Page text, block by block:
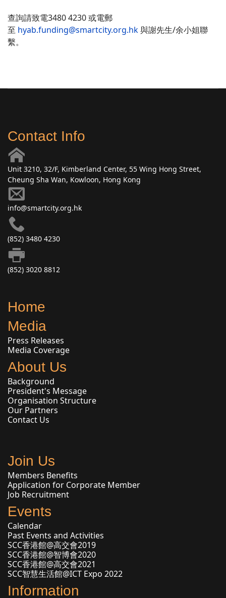
查詢請致電3480 4230 或電郵
至 hyab.funding@smartcity.org.hk與謝先生/余小姐聯
繫。
Contact Info
Unit 3210, 32/F, Kimberland Center, 55 Wing Hong Street,
Cheung Sha Wan, Kowloon, Hong Kong
info@smartcity.org.hk
(852) 3480 4230
(852) 3020 8812
Home
Media
Press Releases
Media Coverage
About Us
Background
President's Message
Organisation Structure
Our Partners
Contact Us
Join Us
Members Benefits
Application for Corporate Member
Job Recruitment
Events
Calendar
Past Events and Activities
SCC香港館@高交會2019
SCC香港館@智博會2020
SCC香港館@高交會2021
SCC智慧生活館@ICT Expo 2022
Information